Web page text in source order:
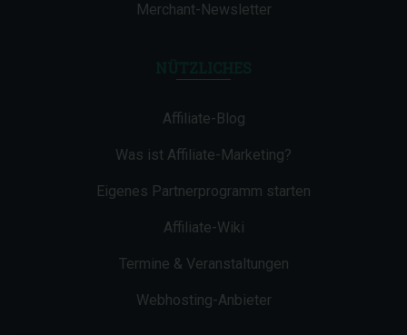
Merchant-Newsletter
Affiliate-Blog
Was ist Affiliate-Marketing?
Eigenes Partnerprogramm starten
Affiliate-Wiki
Termine & Veranstaltungen
Webhosting-Anbieter